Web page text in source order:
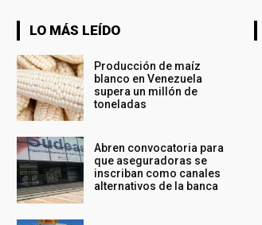
LO MÁS LEÍDO
Producción de maíz
blanco en Venezuela
supera un millón de
toneladas
Abren convocatoria para
que aseguradoras se
inscriban como canales
alternativos de la banca